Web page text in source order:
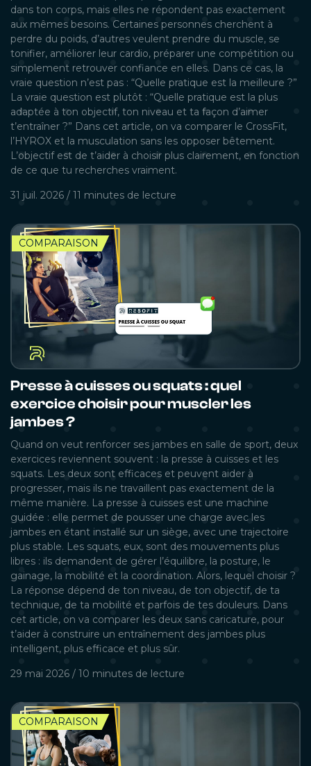
dans ton corps, mais elles ne répondent pas exactement
aux mêmes besoins. Certaines personnes cherchent à
perdre du poids, d’autres veulent prendre du muscle, se
tonifier, améliorer leur cardio, préparer une compétition ou
simplement retrouver confiance en elles. Dans ce cas, la
vraie question n’est pas : “Quelle pratique est la meilleure ?”
La vraie question est plutôt : “Quelle pratique est la plus
adaptée à ton objectif, ton niveau et ta façon d’aimer
t’entraîner ?” Dans cet article, on va comparer le CrossFit,
l’HYROX et la musculation sans les opposer bêtement.
L’objectif est de t’aider à choisir plus clairement, en fonction
de ce que tu recherches vraiment.
31 juil. 2026 / 11 minutes de lecture
COMPARAISON
Presse à cuisses ou squats : quel
exercice choisir pour muscler les
jambes ?
Quand on veut renforcer ses jambes en salle de sport, deux
exercices reviennent souvent : la presse à cuisses et les
squats. Les deux sont efficaces et peuvent aider à
progresser, mais ils ne travaillent pas exactement de la
même manière. La presse à cuisses est une machine
guidée : elle permet de pousser une charge avec les
jambes en étant installé sur un siège, avec une trajectoire
plus stable. Les squats, eux, sont des mouvements plus
libres : ils demandent de gérer l’équilibre, la posture, le
gainage, la mobilité et la coordination. Alors, lequel choisir ?
La réponse dépend de ton niveau, de ton objectif, de ta
technique, de ta mobilité et parfois de tes douleurs. Dans
cet article, on va comparer les deux sans caricature, pour
t’aider à construire un entraînement des jambes plus
intelligent, plus efficace et plus sûr.
29 mai 2026 / 10 minutes de lecture
COMPARAISON